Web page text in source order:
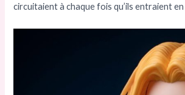
circuitaient à chaque fois qu’ils entraient en